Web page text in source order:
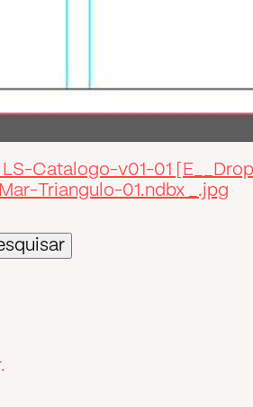
LS-Catalogo-v01-01
Triangulo-01.ndbx _.jpg